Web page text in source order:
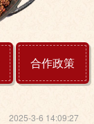
合作政策
2025-3-6 14:09:27